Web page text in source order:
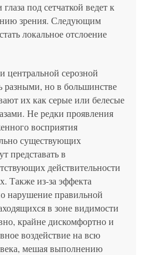
под сетчаткой ведет к
зрения. Следующим
локальное отслоение
центральной серозной
разными, но в большинстве
их как серые или белесые
Не редки проявления
восприятия
существующих
представать в
действительности
Также из-за эффекта
нарушение правильной
в зоне видимости
крайне дискомфортно и
воздействие на всю
мешая выполнению